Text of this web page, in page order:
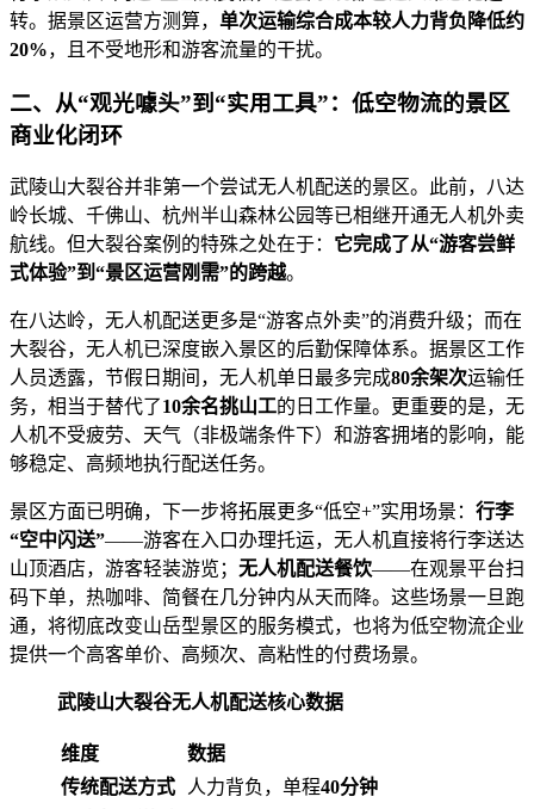
转。据景区运营方测算， 单次运输综合成本较人力背负降低约
20%，且不受地形和游客流量的干扰。
二、从“观光噱头”到“实用工具”：低空物流的景区
商业化闭环
武陵山大裂谷并非第一个尝试无人机配送的景区。此前，八达
岭长城、千佛山、杭州半山森林公园等已相继开通无人机外卖
航线。但大裂谷案例的特殊之处在于： 它完成了从“游客尝鲜
式体验”到“景区运营刚需”的跨越。
在八达岭，无人机配送更多是“游客点外卖”的消费升级；而在
大裂谷，无人机已深度嵌入景区的后勤保障体系。据景区工作
人员透露，节假日期间，无人机单日最多完成80余架次运输任
务，相当于替代了10余名挑山工的日工作量。更重要的是，无
人机不受疲劳、天气（非极端条件下）和游客拥堵的影响，能
够稳定、高频地执行配送任务。
景区方面已明确，下一步将拓展更多“低空+”实用场景： 行李
“空中闪送”——游客在入口办理托运，无人机直接将行李送达
山顶酒店，游客轻装游览； 无人机配送餐饮——在观景平台扫
码下单，热咖啡、简餐在几分钟内从天而降。这些场景一旦跑
通，将彻底改变山岳型景区的服务模式，也将为低空物流企业
提供一个高客单价、高频次、高粘性的付费场景。
武陵山大裂谷无人机配送核心数据
维度
数据
传统配送方式
人力背负，单程40分钟